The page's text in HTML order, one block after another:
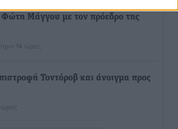
Μάγγου με τον πρόεδρο της
πριν 14 ώρες
Τοντόροβ και άνοιγμα προς